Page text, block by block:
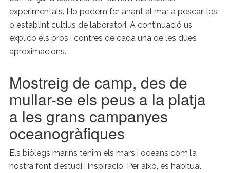
experimentals. Ho podem fer anant al mar a pescar-les
o establint cultius de laboratori. A continuació us
explico els pros i contres de cada una de les dues
aproximacions.
Mostreig de camp, des de
mullar-se els peus a la platja
a les grans campanyes
oceanogràfiques
Els biòlegs marins tenim els mars i oceans com la
nostra font d’estudi i inspiració. Per això, és habitual